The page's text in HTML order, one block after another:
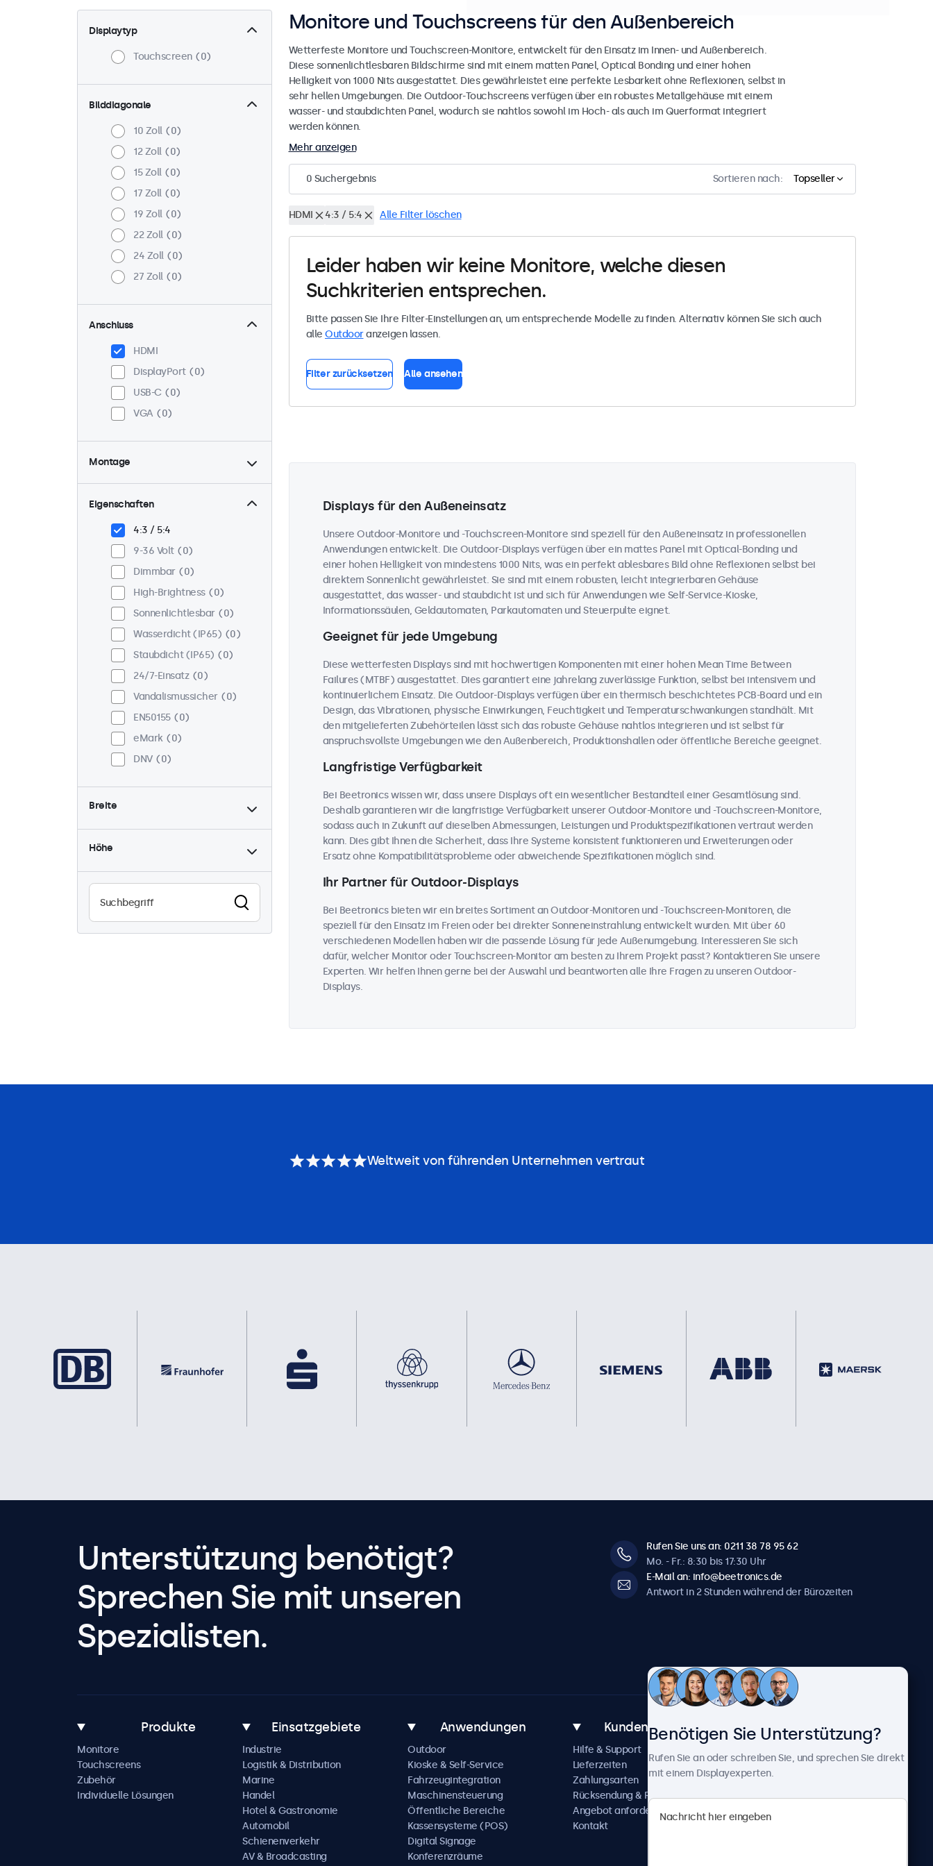
Displaytyp
Touchscreen 0
Bilddiagonale
10 Zoll
0
12 Zoll
0
15 Zoll
0
17 Zoll
0
19 Zoll
0
22 Zoll
0
24 Zoll
0
27 Zoll
0
Anschluss
HDMI
DisplayPort
0
USB-C
0
VGA
0
Montage
Panel-Mount
0
Einbau
VESA 75 x 75
VESA 100 x 100
Eigenschaften
4:3 / 5:4
9-36 Volt
0
Dimmbar
0
High-Brightness
0
Sonnenlichtlesbar
0
Wasserdicht (IP65)
0
Staubdicht (IP65)
0
24/7-Einsatz
0
Vandalismussicher
0
EN50155
0
eMark
0
DNV
0
Breite
Höhe
Monitore und Touchscreens für den Außenbereich
Wetterfeste Monitore und Touchscreen-Monitore, entwickelt für den Einsatz im Innen- und Außenbereich.
Diese sonnenlichtlesbaren Bildschirme sind mit einem matten Panel, Optical Bonding und einer hohen
Helligkeit von 1000 Nits ausgestattet. Dies gewährleistet eine perfekte Lesbarkeit ohne Reflexionen, selbst in
sehr hellen Umgebungen. Die Outdoor-Touchscreens verfügen über ein robustes Metallgehäuse mit einem
wasser- und staubdichten Panel, wodurch sie nahtlos sowohl im Hoch- als auch im Querformat integriert
werden können.
Mehr anzeigen
0 Suchergebnis Sortieren nach: Topseller
HDMI 4:3 / 5:4 Alle Filter löschen
Leider haben wir keine Monitore, welche diesen
Suchkriterien entsprechen.
Bitte passen Sie Ihre Filter-Einstellungen an, um entsprechende Modelle zu finden. Alternativ können Sie sich auch
alle Outdooranzeigen lassen.
Filter zurücksetzen Alle ansehen
Displays für den Außeneinsatz
Unsere Outdoor-Monitore und -Touchscreen-Monitore sind speziell für den Außeneinsatz in professionellen
Anwendungen entwickelt. Die Outdoor-Displays verfügen über ein mattes Panel mit Optical-Bonding und
einer hohen Helligkeit von mindestens 1000 Nits, was ein perfekt ablesbares Bild ohne Reflexionen selbst bei
direktem Sonnenlicht gewährleistet. Sie sind mit einem robusten, leicht integrierbaren Gehäuse
ausgestattet, das wasser- und staubdicht ist und sich für Anwendungen wie Self-Service-Kioske,
Informationssäulen, Geldautomaten, Parkautomaten und Steuerpulte eignet.
Geeignet für jede Umgebung
Diese wetterfesten Displays sind mit hochwertigen Komponenten mit einer hohen Mean Time Between
Failures (MTBF) ausgestattet. Dies garantiert eine jahrelang zuverlässige Funktion, selbst bei intensivem und
kontinuierlichem Einsatz. Die Outdoor-Displays verfügen über ein thermisch beschichtetes PCB-Board und ein
Design, das Vibrationen, physische Einwirkungen, Feuchtigkeit und Temperaturschwankungen standhält. Mit
den mitgelieferten Zubehörteilen lässt sich das robuste Gehäuse nahtlos integrieren und ist selbst für
anspruchsvollste Umgebungen wie den Außenbereich, Produktionshallen oder öffentliche Bereiche geeignet.
Langfristige Verfügbarkeit
Bei Beetronics wissen wir, dass unsere Displays oft ein wesentlicher Bestandteil einer Gesamtlösung sind.
Deshalb garantieren wir die langfristige Verfügbarkeit unserer Outdoor-Monitore und -Touchscreen-Monitore,
sodass auch in Zukunft auf dieselben Abmessungen, Leistungen und Produktspezifikationen vertraut werden
kann. Dies gibt Ihnen die Sicherheit, dass Ihre Systeme konsistent funktionieren und Erweiterungen oder
Ersatz ohne Kompatibilitätsprobleme oder abweichende Spezifikationen möglich sind.
Ihr Partner für Outdoor-Displays
Bei Beetronics bieten wir ein breites Sortiment an Outdoor-Monitoren und -Touchscreen-Monitoren, die
speziell für den Einsatz im Freien oder bei direkter Sonneneinstrahlung entwickelt wurden. Mit über 60
verschiedenen Modellen haben wir die passende Lösung für jede Außenumgebung. Interessieren Sie sich
dafür, welcher Monitor oder Touchscreen-Monitor am besten zu Ihrem Projekt passt? Kontaktieren Sie unsere
Experten. Wir helfen Ihnen gerne bei der Auswahl und beantworten alle Ihre Fragen zu unseren Outdoor-
Displays.
Weltweit von führenden Unternehmen vertraut
Unterstützung benötigt?
Sprechen Sie mit unseren
Spezialisten.
Rufen Sie uns an: 0211 38 78 95 62
Mo. - Fr.: 8:30 bis 17:30 Uhr
E-Mail an: info@beetronics.de
Antwort in 2 Stunden während der Bürozeiten
Produkte
Monitore
Touchscreens
Zubehör
Individuelle Lösungen
Einsatzgebiete
Industrie
Logistik & Distribution
Marine
Handel
Hotel & Gastronomie
Automobil
Schienenverkehr
AV & Broadcasting
Anwendungen
Outdoor
Kioske & Self-Service
Fahrzeugintegration
Maschinensteuerung
Öffentliche Bereiche
Kassensysteme (POS)
Digital Signage
Konferenzräume
Kundenservice
Hilfe & Support
Lieferzeiten
Zahlungsarten
Rücksendung & Reparatur
Angebot anfordern
Kontakt
Über Beetronics
Neuigkeiten und Updates
Über uns
Karriere
Geschäftsbedingungen
Datenschutzerklärung
Benötigen Sie Unterstützung?
Rufen Sie an oder schreiben Sie, und sprechen Sie direkt
mit einem Displayexperten.